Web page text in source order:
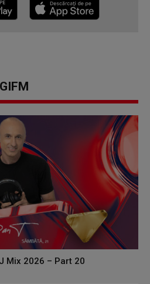
Mix 2026 – Part 20